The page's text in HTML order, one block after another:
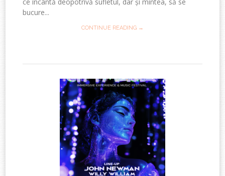
bucure...
CONTINUE READING →